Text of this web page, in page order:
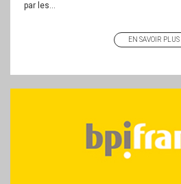
par les...
EN SAVOIR PLUS